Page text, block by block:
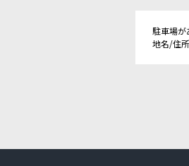
駐車場が
地名/住